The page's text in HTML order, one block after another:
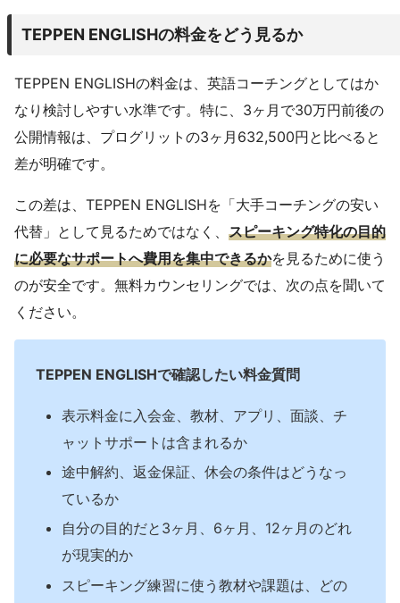
TEPPEN ENGLISHの料金をどう見るか
TEPPEN ENGLISHの料金は、英語コーチングとしてはか
なり検討しやすい水準です。特に、3ヶ月で30万円前後の
公開情報は、プログリットの3ヶ月632,500円と比べると
差が明確です。
この差は、TEPPEN ENGLISHを「大手コーチングの安い
代替」として見るためではなく、 スピーキング特化の目的
に必要なサポートへ費用を集中できるかを見るために使う
のが安全です。無料カウンセリングでは、次の点を聞いて
ください。
TEPPEN ENGLISHで確認したい料金質問
表示料金に入会金、教材、アプリ、面談、チ
ャットサポートは含まれるか
途中解約、返金保証、休会の条件はどうなっ
ているか
自分の目的だと3ヶ月、6ヶ月、12ヶ月のどれ
が現実的か
スピーキング練習に使う教材や課題は、どの